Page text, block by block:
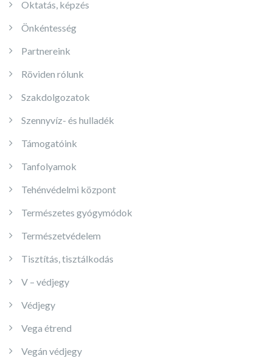
Oktatás, képzés
Önkéntesség
Partnereink
Röviden rólunk
Szakdolgozatok
Szennyvíz- és hulladék
Támogatóink
Tanfolyamok
Tehénvédelmi központ
Természetes gyógymódok
Természetvédelem
Tisztítás, tisztálkodás
V – védjegy
Védjegy
Vega étrend
Vegán védjegy